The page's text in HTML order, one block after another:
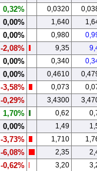
0,32% 0,0320
0,00% 1,640
0,00% 0,980
-2,08% 9,35
0,00% 0,340
0,00% 0,4610
-3,58% 0,073
-0,29% 3,4300
1,70% 0,62
0,00% 1,49
-3,73% 1,710
-6,08% 2,35
-0,62% 3,20